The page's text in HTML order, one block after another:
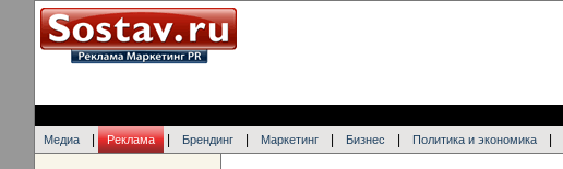
Медиа Реклама Брендинг Маркетинг Бизнес Политика и экономика